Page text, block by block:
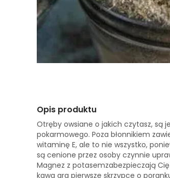
Opis produktu
Otręby owsiane o jakich czytasz, są
pokarmowego. Poza błonnikiem
witaminę E, ale to nie wszystko,
są cenione przez osoby czynnie
Magnez z potasemzabezpieczają
kawa gra pierwsze skrzypce o